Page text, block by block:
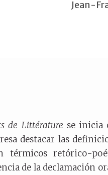
Jean-
de Littérature se inicia
destacar las
térmicos retórico-
de la declamación